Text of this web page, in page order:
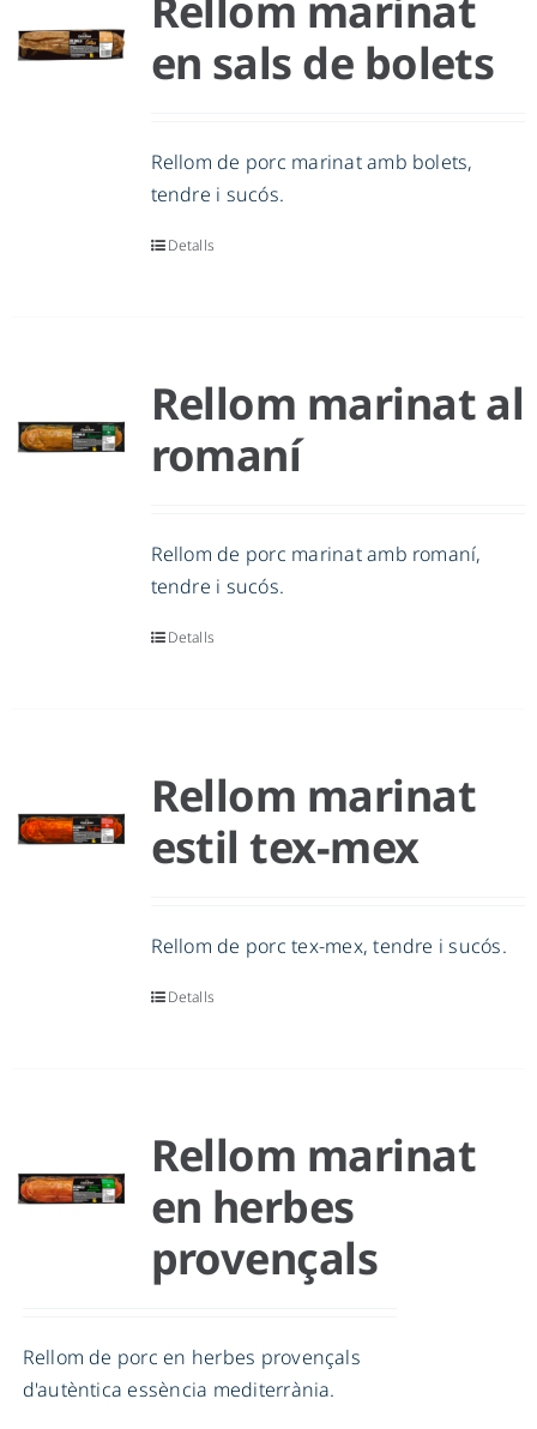
en sals de bolets
Rellom de porc marinat amb bolets,
tendre i sucós.
Detalls
Rellom marinat al
romaní
Rellom de porc marinat amb romaní,
tendre i sucós.
Detalls
Rellom marinat
estil tex-mex
Rellom de porc tex-mex, tendre i sucós.
Detalls
Rellom marinat
en herbes
provençals
Rellom de porc en herbes provençals
d'autèntica essència mediterrània.